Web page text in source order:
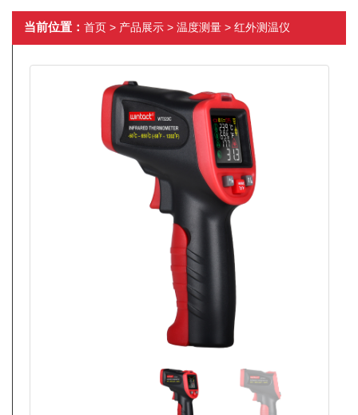
当前位置： 首页 > 产品展示 > 温度测量 > 红外测温仪